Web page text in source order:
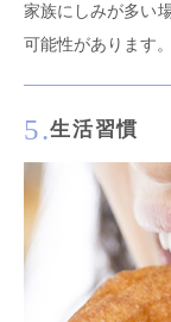
家族にしみが多い
可能性があります。
5.生活習慣